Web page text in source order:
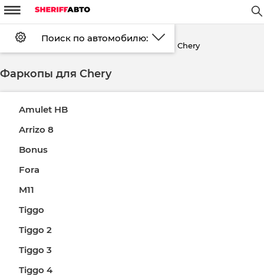
Установка FAQ Оплата
Доставка Контакты
m
W
#
Поиск по автомобилю: d
Главная страница Chery
Фаркопы для Chery
Amulet HB
Arrizo 8
Bonus
Fora
M11
Tiggo
Tiggo 2
Tiggo 3
Tiggo 4